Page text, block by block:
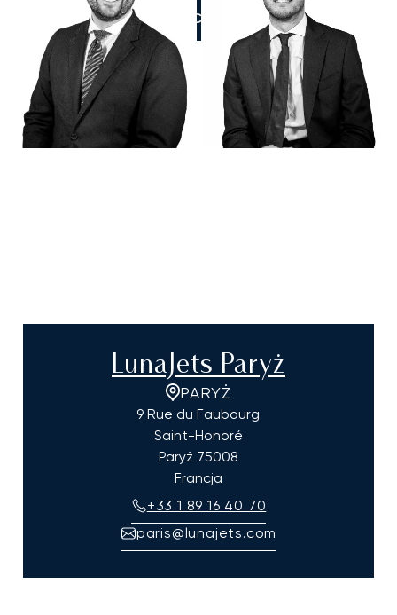
ZADZWOŃCIE DO NAS
LunaJets Paryż
PARYŻ
9 Rue du Faubourg
Saint-Honoré
Paryż 75008
Francja
+33 1 89 16 40 70
paris@lunajets.com